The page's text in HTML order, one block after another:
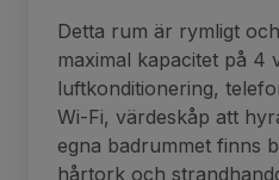
Detta rum är rymligt
maximal kapacitet på 4
luftkonditionering,
Wi-Fi, värdeskåp att
egna badrummet finns
hårtork och